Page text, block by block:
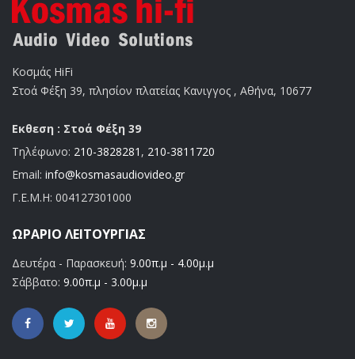
Κοσμάς HiFi
Στοά Φέξη 39, πλησίον πλατείας Κανιγγος , Αθήνα, 10677
Εκθεση : Στοά Φέξη 39
Τηλέφωνο: 210-3828281 , 210-3811720
Email: info@kosmasaudiovideo.gr
Γ.Ε.Μ.Η: 004127301000
ΩΡΆΡΙΟ ΛΕΙΤΟΥΡΓΊΑΣ
Δευτέρα - Παρασκευή: 9.00π.μ - 4.00μ.μ
Σάββατο: 9.00π.μ - 3.00μ.μ